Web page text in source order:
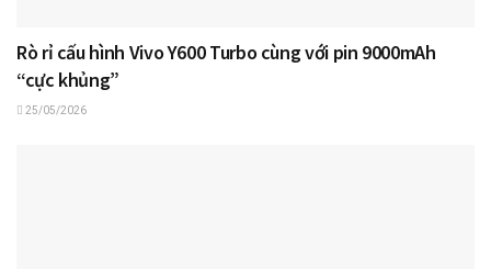
Rò rỉ cấu hình Vivo Y600 Turbo cùng với pin 9000mAh
“cực khủng”
25/05/2026